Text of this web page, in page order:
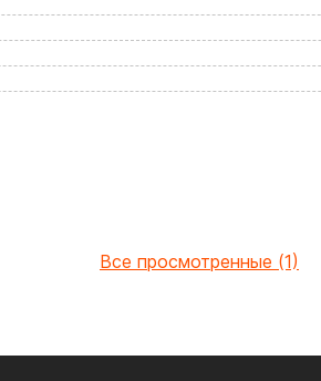
Все просмотренные (1)